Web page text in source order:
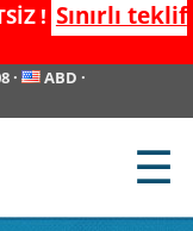
! Sınırlı teklif
· ABD ·
☰